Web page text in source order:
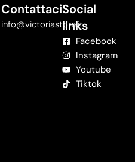
Contattaci
info@victoriastore.it
Social
links
Facebook
Instagram
Youtube
Tiktok